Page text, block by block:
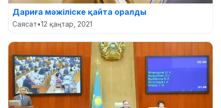
Дариға мәжіліске қайта оралды
Саясат•12 қаңтар, 2021